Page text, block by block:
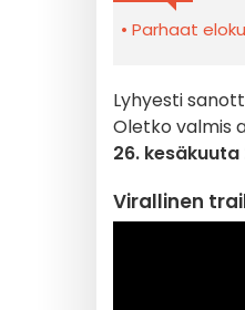
Parhaat
Lyhyesti
Oletko valmis
26. kesäkuuta
Virallinen